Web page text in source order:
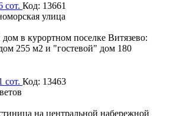
сот. Код: 13661
улица
дом в курортном поселке Витязево:
255 м2 и "гостевой" дом 180
сот. Код: 13463
на центральной набережной